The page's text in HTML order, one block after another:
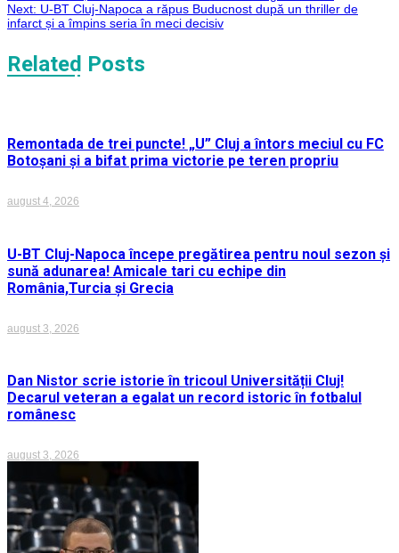
în
articole
Next: U-BT Cluj-Napoca a răpus Buducnost după un thriller de
infarct și a împins seria în meci decisiv
Related Posts
Remontada de trei puncte! „U” Cluj a întors meciul cu FC
Botoșani și a bifat prima victorie pe teren propriu
august 4, 2026
U-BT Cluj-Napoca începe pregătirea pentru noul sezon și
sună adunarea! Amicale tari cu echipe din
România,Turcia și Grecia
august 3, 2026
Dan Nistor scrie istorie în tricoul Universității Cluj!
Decarul veteran a egalat un record istoric în fotbalul
românesc
august 3, 2026